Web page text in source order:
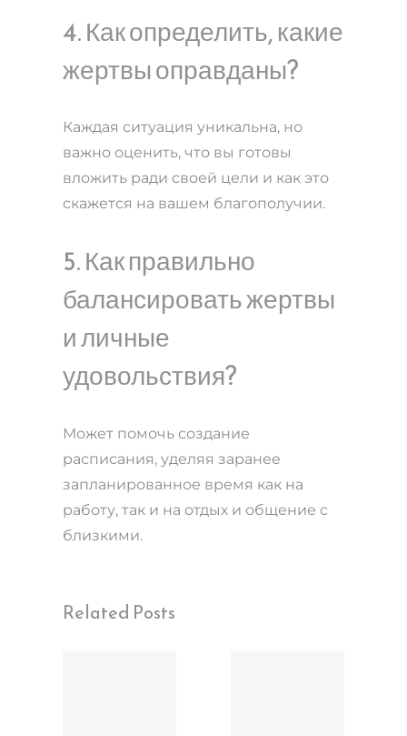
4. Как определить, какие
жертвы оправданы?
Каждая ситуация уникальна, но
важно оценить, что вы готовы
вложить ради своей цели и как это
скажется на вашем благополучии.
5. Как правильно
балансировать жертвы
и личные
удовольствия?
Может помочь создание
расписания, уделяя заранее
запланированное время как на
работу, так и на отдых и общение с
близкими.
Related Posts